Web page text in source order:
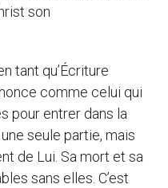
son
tant qu’Écriture
comme celui qui
pour entrer dans la
seule partie, mais
de Lui. Sa mort et sa
sans elles. C’est